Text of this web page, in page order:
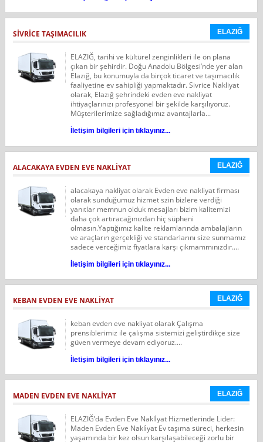
SİVRİCE TAŞIMACILIK ELAZIĞ
ELAZIĞ, tarihi ve kültürel zenginlikleri ile ön plana
çıkan bir şehirdir. Doğu Anadolu Bölgesi’nde yer alan
Elazığ, bu konumuyla da birçok ticaret ve taşımacılık
faaliyetine ev sahipliği yapmaktadır. Sivrice Nakliyat
olarak, Elazığ şehrindeki evden eve nakliyat
ihtiyaçlarınızı profesyonel bir şekilde karşılıyoruz.
Müşterilerimize sağladığımız avantajlarla...
İletişim bilgileri için tıklayınız...
ALACAKAYA EVDEN EVE NAKLİYAT ELAZIĞ
alacakaya nakliyat olarak Evden eve nakliyat firması
olarak sunduğumuz hizmet szin bizlere verdiği
yanıtlar memnun olduk mesajları bizim kalitemizi
daha çok artıracağınızdan hiç süpheni
olmasın.Yaptığımız kalite reklamlarında ambalajların
ve araçların gerçekliği ve standarlarını size sunmamız
sadece verceğimiz fiyatlara karşı çıkmammınızdır....
İletişim bilgileri için tıklayınız...
KEBAN EVDEN EVE NAKLİYAT ELAZIĞ
keban evden eve nakliyat olarak Çalışma
prensiblerimiz ile çalışma sistemizi geliştirdikçe size
güven vermeye devam ediyoruz....
İletişim bilgileri için tıklayınız...
MADEN EVDEN EVE NAKLİYAT ELAZIĞ
ELAZIĞ’da Evden Eve Nakli̇yat Hizmetlerinde Lider:
Maden Evden Eve Nakli̇yat Ev taşıma süreci, herkesin
yaşamında bir kez olsun karşılaşabileceği zorlu bir